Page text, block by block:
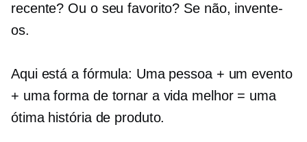
recente? Ou o seu favorito? Se não, invente-
os.
Aqui está a fórmula: Uma pessoa + um evento
+ uma forma de tornar a vida melhor = uma
ótima história de produto.